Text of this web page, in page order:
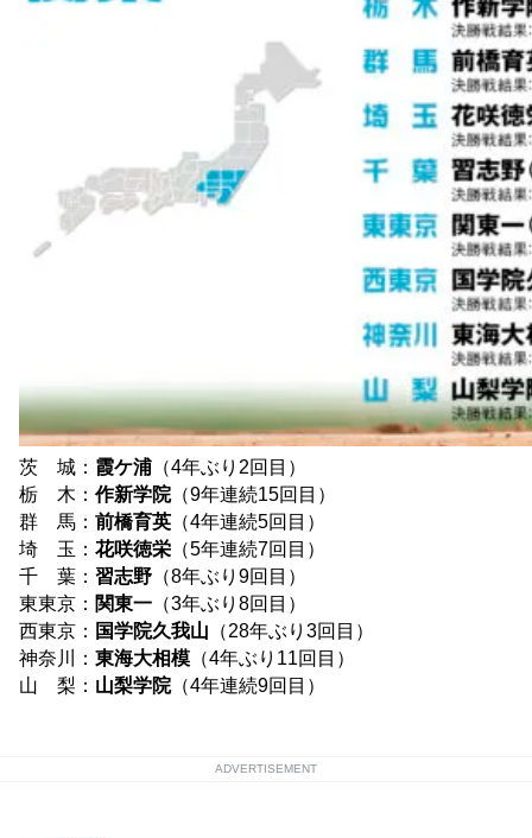
茨 城： 霞ケ浦 （4年ぶり2回目）
栃 木： 作新学院（9年連続15回目）
群 馬： 前橋育英 （4年連続5回目）
埼 玉： 花咲徳栄 （5年連続7回目）
千 葉： 習志野 （8年ぶり9回目）
東東京： 関東一 （3年ぶり8回目）
西東京： 国学院久我山 （28年ぶり3回目）
神奈川： 東海大相模 （4年ぶり11回目）
山 梨： 山梨学院（4年連続9回目）
ADVERTISEMENT